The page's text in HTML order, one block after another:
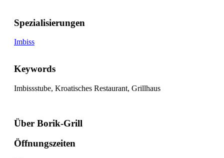
Spezialisierungen
Imbiss
Keywords
Imbissstube, Kroatisches Restaurant, Grillhaus
Über Borik-Grill
Öffnungszeiten